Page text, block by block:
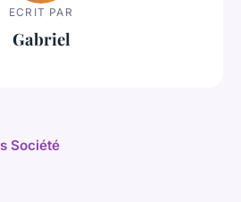
ECRIT PAR
Gabriel
Société